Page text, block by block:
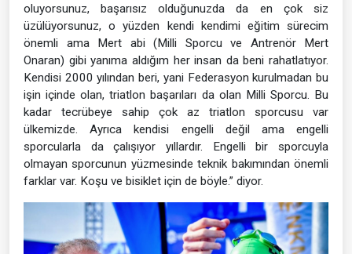
oluyorsunuz, başarısız olduğunuzda da en çok siz
üzülüyorsunuz, o yüzden kendi kendimi eğitim sürecim
önemli ama Mert abi (Milli Sporcu ve Antrenör Mert
Onaran) gibi yanıma aldığım her insan da beni rahatlatıyor.
Kendisi 2000 yılından beri, yani Federasyon kurulmadan bu
işin içinde olan, triatlon başarıları da olan Milli Sporcu. Bu
kadar tecrübeye sahip çok az triatlon sporcusu var
ülkemizde. Ayrıca kendisi engelli değil ama engelli
sporcularla da çalışıyor yıllardır. Engelli bir sporcuyla
olmayan sporcunun yüzmesinde teknik bakımından önemli
farklar var. Koşu ve bisiklet için de böyle.” diyor.